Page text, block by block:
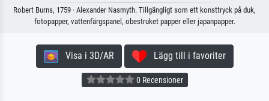
Robert Burns, 1759 · Alexander Nasmyth. Tillgängligt som ett konsttryck på duk,
fotopapper, vattenfärgspanel, obestruket papper eller japanpapper.
Visa i 3D/AR Lägg till i favoriter
0 Recensioner